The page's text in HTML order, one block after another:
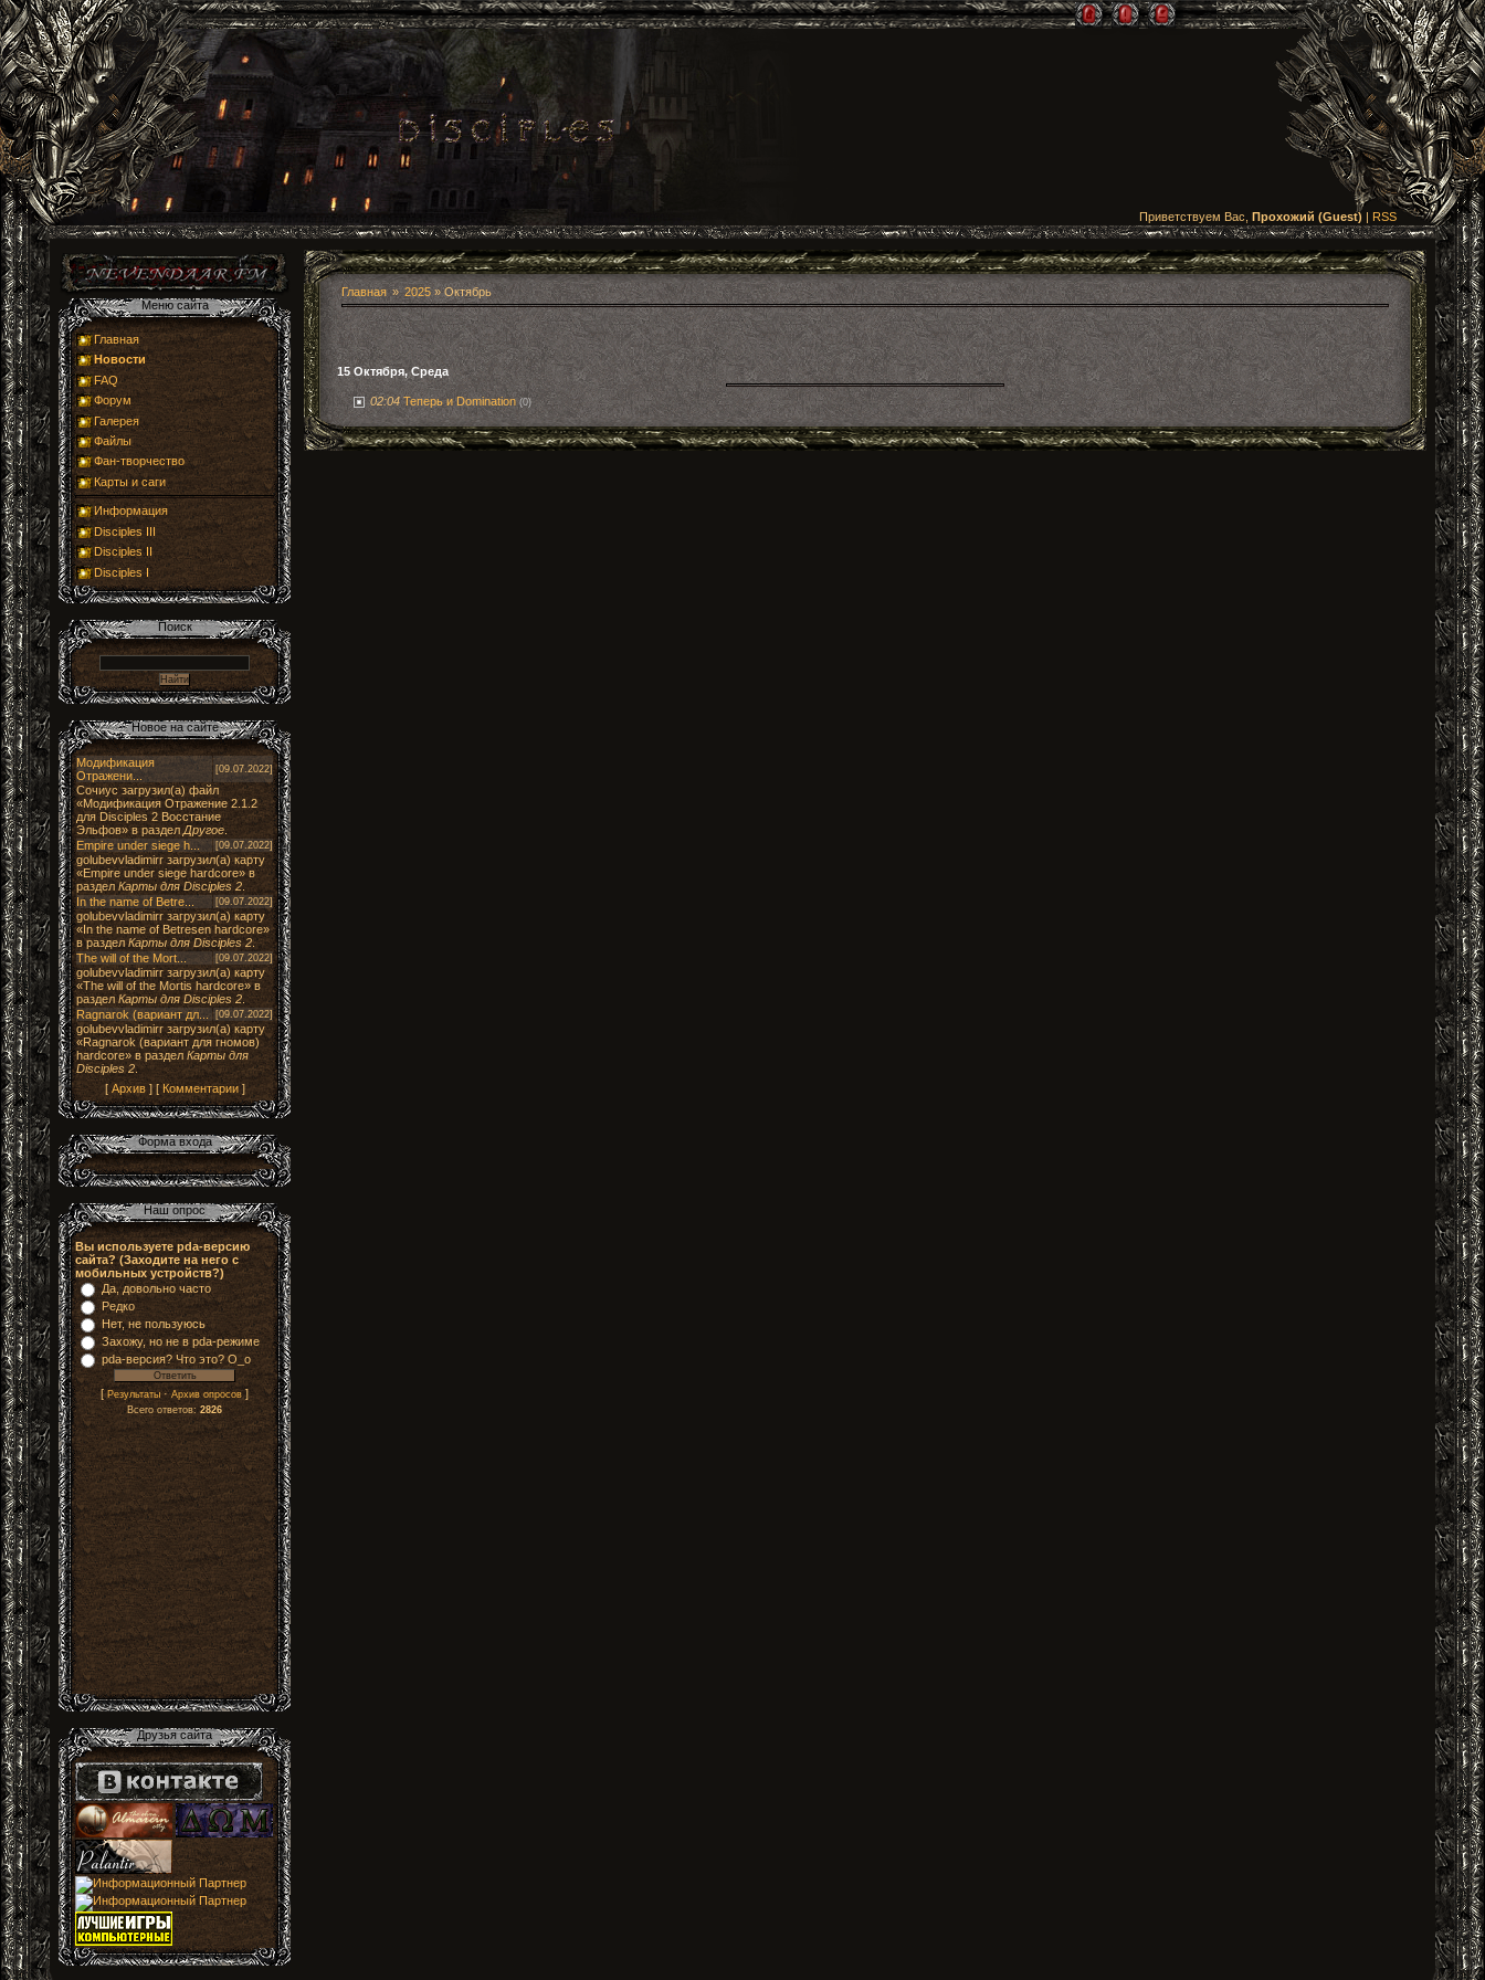
Приветствуем Вас, Прохожий (Guest) | RSS
Главная 2025 » Октябрь
15 Октября, Среда
02:04 Теперь и Domination (0)
Главная
Новости
FAQ
Форум
Галерея
Файлы
Фан-творчество
Карты и саги
Информация
Disciples III
Disciples II
Disciples I
Модификация
Отражени...
[09.07.2022]
Сочиус загрузил(а) файл
«Модификация Отражение 2.1.2
для Disciples 2 Восстание
Эльфов» в разделДругое
Empire under siege h...
[09.07.2022]
golubevvladimirr загрузил(а) карту
«Empire under siege hardcore» в
раздел Карты для Disciples 2
In the name of Betre...
[09.07.2022]
golubevvladimirr загрузил(а) карту
«In the name of Betresen hardcore»
в раздел Карты для Disciples 2.
The will of the Mort...
[09.07.2022]
golubevvladimirr загрузил(а) карту
«The will of the Mortis hardcore» в
разделКарты для Disciples 2.
Ragnarok (вариант дл...
[09.07.2022]
golubevvladimirr загрузил(а) карту
«Ragnarok (вариант для гномов)
hardcore» в раздел Карты для
Disciples 2.
[ Архив] [ Комментарии]
Вы используете pda-версию
сайта? (Заходите на него с
мобильных устройств?)
Да, довольно часто
Редко
Нет, не пользуюсь
Захожу, но не в pda-режиме
pda-версия? Что это? О_о
[ Результаты·Архив опросов ]
Всего ответов:2826